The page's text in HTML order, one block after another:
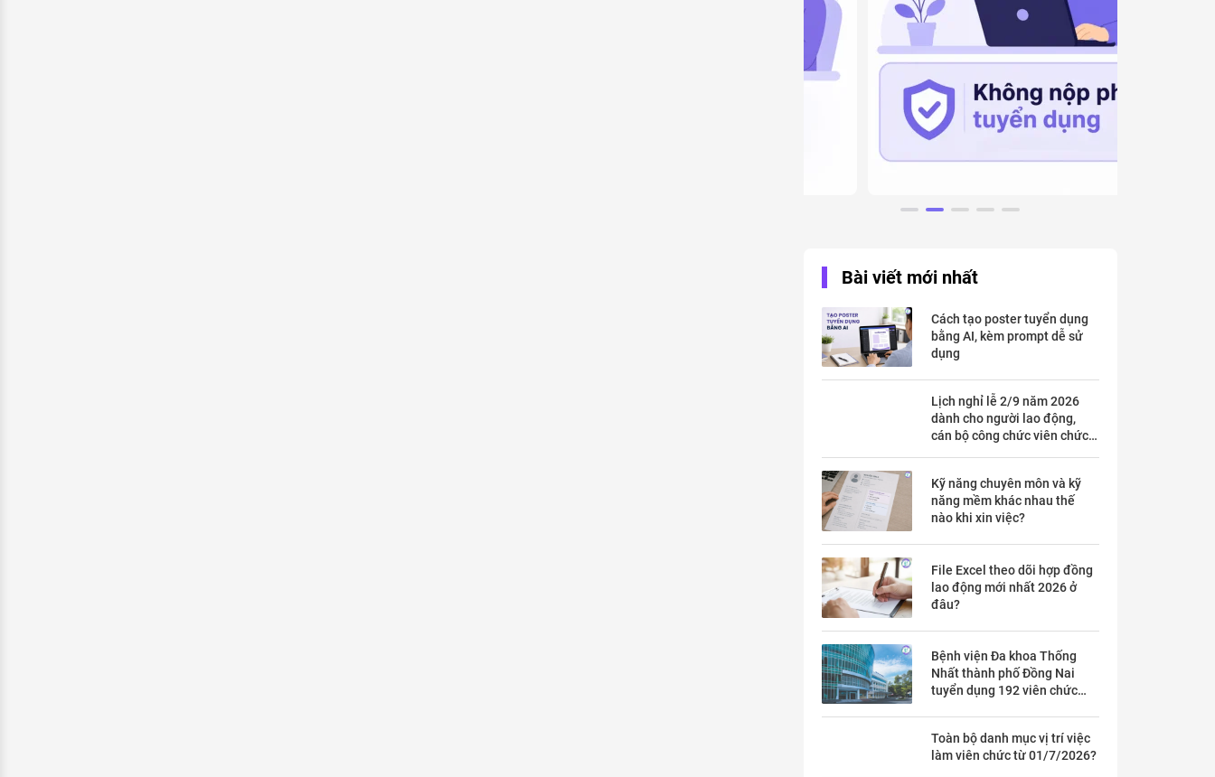
Bài viết mới nhất
Cách tạo poster tuyển dụng
bằng AI, kèm prompt dễ sử
dụng
Lịch nghỉ lễ 2/9 năm 2026
dành cho người lao động,
cán bộ công chức viên chức
Kỹ năng chuyên môn và kỹ
năng mềm khác nhau thế
nào khi xin việc?
File Excel theo dõi hợp đồng
lao động mới nhất 2026 ở
đâu?
Bệnh viện Đa khoa Thống
Nhất thành phố Đồng Nai
tuyển dụng 192 viên chức
Toàn bộ danh mục vị trí việc
làm viên chức từ 01/7/2026?